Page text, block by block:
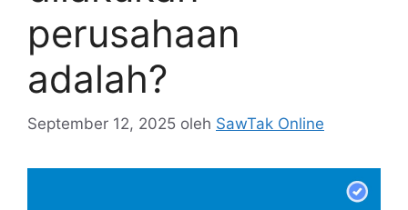
perusahaan
adalah?
September 12, 2025 oleh SawTak Online